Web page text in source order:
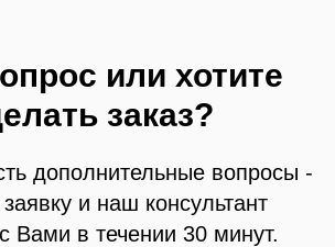
или хотите
заказ?
дополнительные вопросы -
заявку и наш консультант
Вами в течении 30 минут.